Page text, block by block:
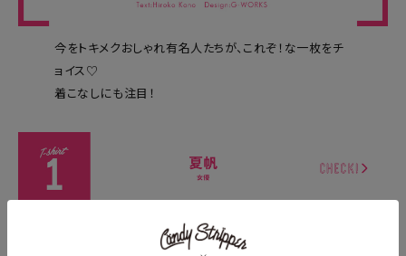
今をトキメクおしゃれ有名人たちが、これぞ！な一枚をチ
ョイス♡
着こなしにも注目！